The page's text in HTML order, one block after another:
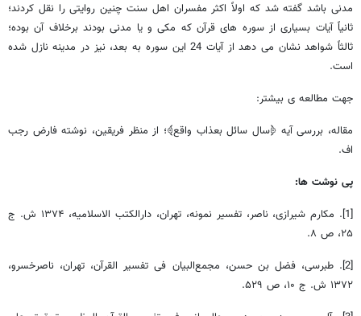
مدنی باشد گفته شد که اولاً اکثر مفسران اهل سنت چنین روایتی را نقل کردند؛
ثانیاً آیات بسیاری از سوره های قرآن که مکی و یا مدنی بودند برخلاف آن بوده؛
ثالثاً شواهد نشان می دهد از آیات 24 این سوره به بعد، نیز در مدینه نازل شده
است.
جهت مطالعه ی بیشتر:
مقاله، بررسی آیه ﴿سال سائل بعذاب واقع﴾؛ از منظر فریقین، نوشته فارض رجب
اف.
پی نوشت ها:
[1]. مکارم شیرازی،‌ ناصر، تفسیر نمونه،‌ تهران، دارالکتب الاسلامیه، ۱۳۷۴ ش. ج
۲۵، ص ۸.
[2]. طبرسی، فضل بن حسن، مجمع‌البیان فی تفسیر القرآن، تهران، ناصرخسرو،
۱۳۷۲ ش. ج ۱۰، ص ۵۲۹.